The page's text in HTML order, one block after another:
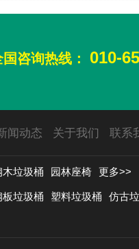
国咨询热线： 010-
闻动态 关于我们 联系
木垃圾桶 园林座椅 更多>>
板垃圾桶 塑料垃圾桶 仿古